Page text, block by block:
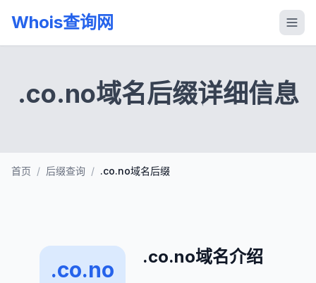
Whois查询网
.co.no域名后缀详细信息
首页 / 后缀查询 / .co.no域名后缀
.co.no
.co.no域名介绍